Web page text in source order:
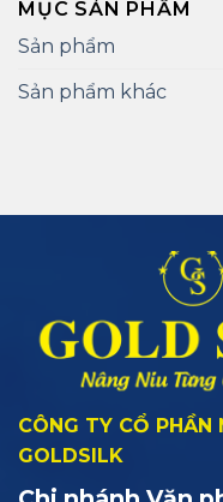
MỤC SẢN PHẨM
Sản phẩm
Sản phẩm khác
CÔNG TY CỔ PHẦN
GOLDSILK